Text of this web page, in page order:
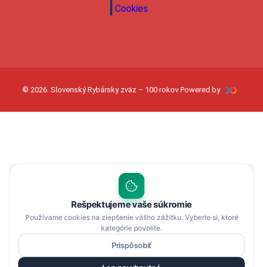
Cookies
© 2026. Slovenský Rybársky zväz – 100 rokov Powered by
Rešpektujeme vaše súkromie
Používame cookies na zlepšenie vášho zážitku. Vyberte si, ktoré
kategórie povolíte.
Prispôsobiť